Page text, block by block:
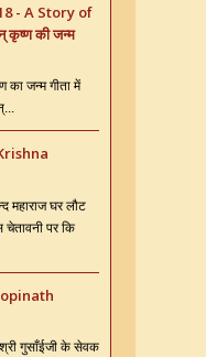
- A Story of
की जन्म
का जन्म गीता में
Krishna
महाराज घर लौट
चेतावनी पर कि
गुसाँईजी के सेवक